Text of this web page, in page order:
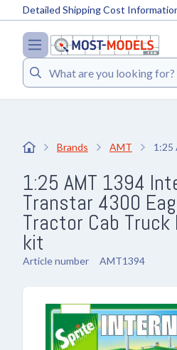
Detailed Shipping Cost
Search
Brands AMT 1:25
1:25 AMT 1394
Transtar 4300
Tractor Cab
kit
Article number AMT1394